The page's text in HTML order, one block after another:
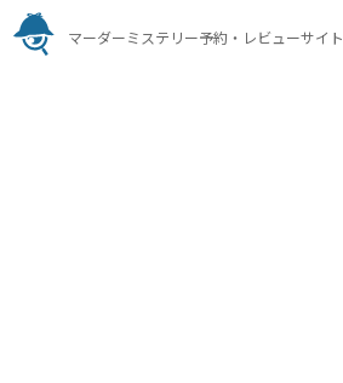
マーダーミステリー予約・レビューサイト